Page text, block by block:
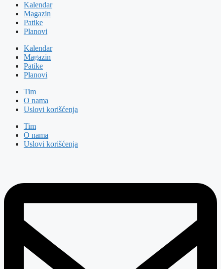
Kalendar
Magazin
Patike
Planovi
Kalendar
Magazin
Patike
Planovi
Tim
O nama
Uslovi korišćenja
Tim
O nama
Uslovi korišćenja